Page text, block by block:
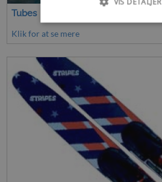
Tubes
Klik for at se mere